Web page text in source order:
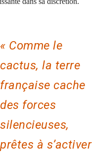
« Comme le
cactus, la terre
française cache
des forces
silencieuses,
prêtes à s’activer